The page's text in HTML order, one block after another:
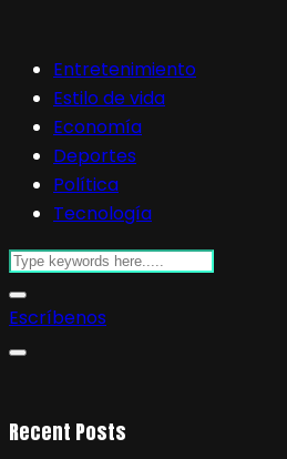
Entretenimiento
Estilo de vida
Economía
Deportes
Política
Tecnología
Escríbenos
Recent Posts